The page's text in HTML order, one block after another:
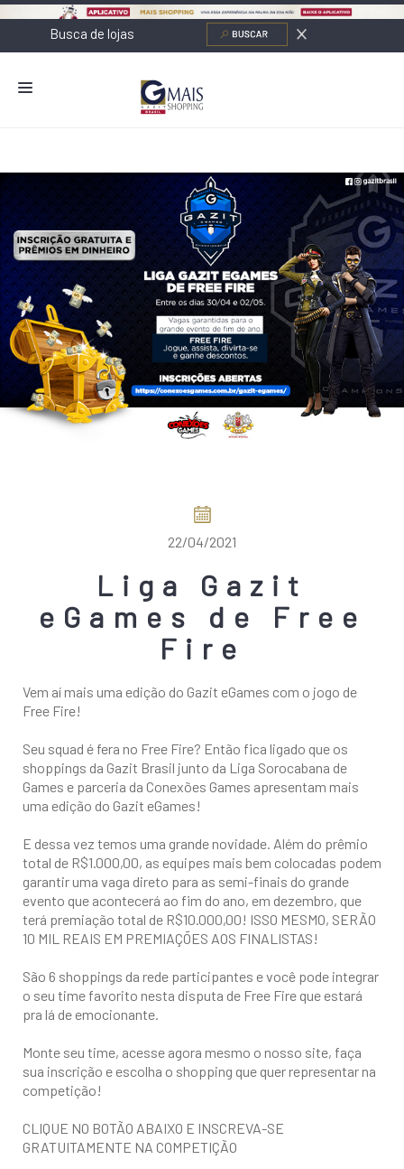
LOJAS
ALIMENTAÇÃO
CONTATO
NOVOS NEGÓCIOS
O SHOPPING
SERVIÇOS
SHOPPINGS DA GAZIT
22/04/2021
Liga Gazit
eGames de Free
Fire
Vem aí mais uma edição do Gazit eGames com o jogo de
Free Fire!
Seu squad é fera no Free Fire? Então fica ligado que os
shoppings da Gazit Brasil junto da Liga Sorocabana de
Games e parceria da Conexões Games apresentam mais
uma edição do Gazit eGames!
E dessa vez temos uma grande novidade. Além do prêmio
total de R$1.000,00, as equipes mais bem colocadas podem
garantir uma vaga direto para as semi-finais do grande
evento que acontecerá ao fim do ano, em dezembro, que
terá premiação total de R$10.000,00! ISSO MESMO, SERÃO
10 MIL REAIS EM PREMIAÇÕES AOS FINALISTAS!
São 6 shoppings da rede participantes e você pode integrar
o seu time favorito nesta disputa de Free Fire que estará
pra lá de emocionante.
Monte seu time, acesse agora mesmo o nosso site, faça
sua inscrição e escolha o shopping que quer representar na
competição!
CLIQUE NO BOTÃO ABAIXO E INSCREVA-SE
GRATUITAMENTE NA COMPETIÇÃO